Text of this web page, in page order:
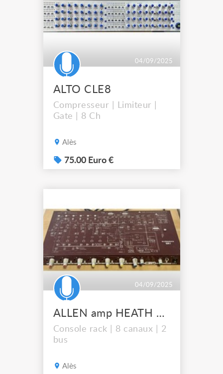
04/09/2025
ALTO CLE8
Compresseur | Limiteur |
Gate | 8 Ch
Alès
75.00 Euro €
04/09/2025
ALLEN amp HEATH GR1
Console rack | 8 canaux | 2
bus
Alès